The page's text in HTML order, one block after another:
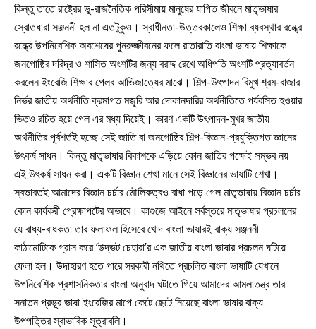
কিন্তু তাতে রাষ্ট্রের ভূ-রাজনৈতিক পরিসীমায় মানুষের যাপিত জীবনে মাতৃভাষার
স্রোতধারা সঞ্জননী হল না এতটুকুও। স্বাধীনতা-উত্তরকালেও শিক্ষা ব্যবস্থার রন্ধ্রে
রন্ধ্রে উপনিবেশিক অবশেষের পুনরুজ্জীবনের ফলে রাতারাতি বাংলা ভাষায় শিক্ষাকে
জনগোষ্ঠির দরিদ্র ও শাসিত অংশটির জন্য বরাদ্দ রেখে অধিপতি অংশটি প্রত্যাবর্তন
করলেন ইংরেজি শিক্ষার পেলব আভিজাত্যের মাঝে। শিল্প-উৎপাদন বিমুখ শ্রম-বাজার
নির্ভর জাতীয় অর্থনীতি ক্রমাগত মজুরি আর দোকানদারির অর্থনীতিতে পর্যবসিত হওয়ার
ভিতও রচিত হয়ে গেল এর মধ্য দিয়েই। কারণ একটি উৎপাদন-মুখর জাতীয়
অর্থনীতির পূর্বশর্তই হচ্ছে সেই জাতি বা জনগোষ্ঠির শিল্প-বিজ্ঞান-প্রযুক্তিগত জ্ঞানের
উৎকর্ষ সাধন। কিন্তু মাতৃভাষার বিকাশকে এড়িয়ে কোন জাতির পক্ষেই সম্ভব নয়
এই উৎকর্ষ সাধন করা। একটি বিজ্ঞান শেখা মানে সেই বিজ্ঞানের ভাষাটি শেখা।
স্বভাবতই আমাদের বিজ্ঞান চর্চার মৌলিকত্বও বাধা পড়ে গেল মাতৃভাষায় বিজ্ঞান চর্চার
কোন কার্যকরী প্রেক্ষাপটের অভাবে। কাগুজে আইনে সর্বস্তরে মাতৃভাষার প্রচলনের
যে বাধ্য-বাধকতা তার ফলাফল হিসেবে খোদ বাংলা ভাষারই বাক্য সঞ্জননী
কাঠামোটিকে গ্রাস করে ‘উদ্ভট চেহারা’র এক জাতীয় বাংলা ভাষার প্রচলন ঘটিয়ে
ফেলা হল। উদাহারণ হতে পারে সরকারী নথিতে প্রচলিত বাংলা ভাষাটি যেখানে
উপনিবেশিক প্রশাসনিকতার বাংলা অনুবাদ ঘটাতে গিয়ে আমাদের আমলাতন্ত্র তার
সনাতন প্রভূর ভাষা ইংরেজির মাপে কেটে ছেটে নিয়েছে বাংলা ভাষার বাক্য
উপপত্তির স্বাভাবিক সূত্রাবলি।